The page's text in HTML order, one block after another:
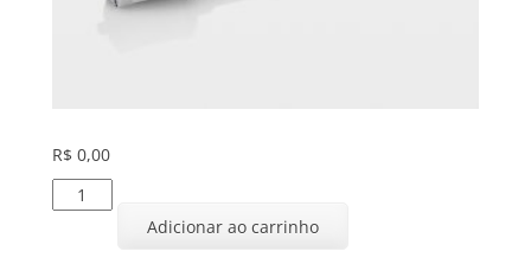
R$ 0,00
Transdutor
Linear
Adicionar ao carrinho